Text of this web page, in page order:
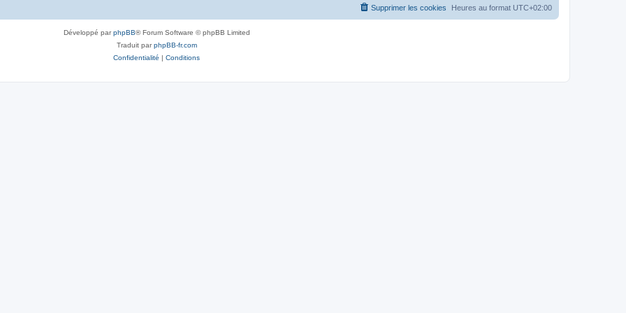
Heures au format UTC+02:00
Supprimer les cookies
Développé parphpBB® Forum Software © phpBB Limited
Traduit parphpBB-fr.com
Confidentialité | Conditions